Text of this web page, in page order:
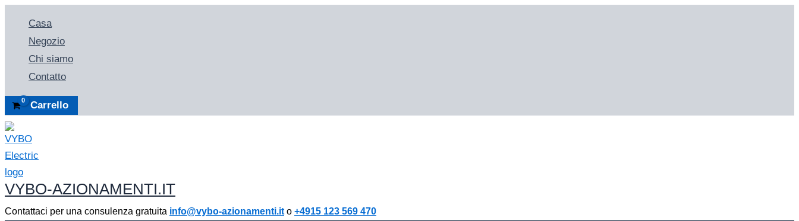
contenuto
Casa
Negozio
Chi siamo
Contatto
Carrello
VYBO-AZIONAMENTI.IT
Contattaci per una consulenza gratuita info@vybo-azionamenti.it o +4915 123 569 470